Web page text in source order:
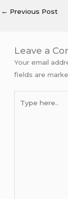
← Previous Post
Leave a
Your email
fields are
here..